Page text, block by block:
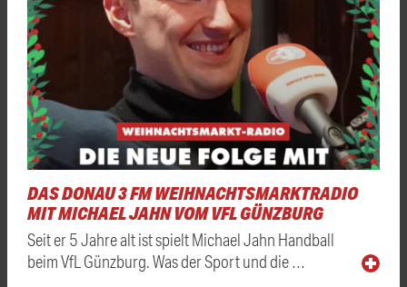
DAS DONAU 3 FM WEIHNACHTSMARKTRADIO
MIT MICHAEL JAHN VOM VFL GÜNZBURG
Seit er 5 Jahre alt ist spielt Michael Jahn Handball
beim VfL Günzburg. Was der Sport und die …